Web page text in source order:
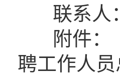
联系人：
附件：《
聘工作人